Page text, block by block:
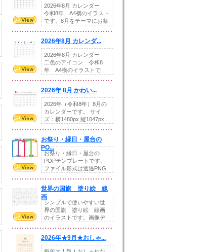
2026年8月 カレンダー
令和8年 A4横のイラスト
です。8月をテーマにお祭
2026年8月 カレンダ...
2026年8月 カレンダー
二色のアイコン 令和8
年 A4横のイラストで
2026年 8月 かわい...
2026年（令和8年）8月の
カレンダーです。 サイ
ズ：横1480px 縦1047px...
お祭り・縁日・屋台の
PO...
お祭り・縁日・屋台の
POPテンプレートです。
ファイル形式は透過PNG
世界の国旗 塗り絵 線
画
シンプルで使いやすい世
界の国旗 塗り絵 線画
のイラストです。画像デ
2026年★9月★おしゃ...